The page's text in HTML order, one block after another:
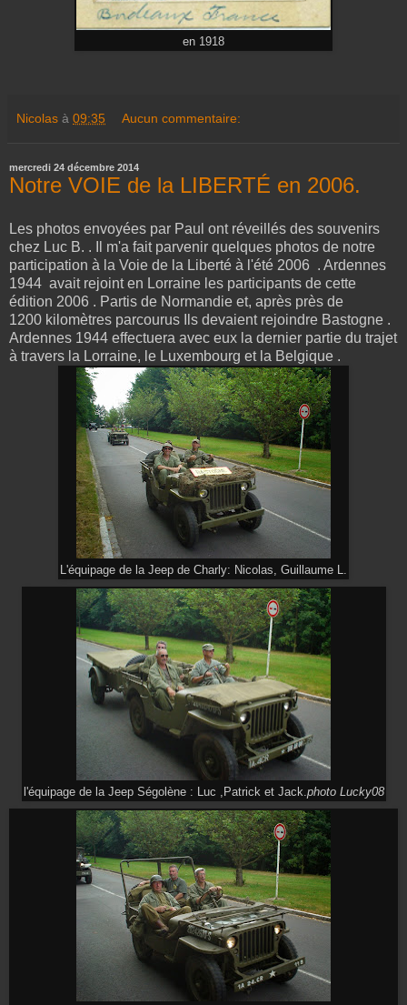
en 1918
Nicolas à 09:35 Aucun commentaire:
mercredi 24 décembre 2014
Notre VOIE de la LIBERTÉ en 2006.
Les photos envoyées par Paul ont réveillés des souvenirs
chez Luc B. . Il m'a fait parvenir quelques photos de notre
participation à la Voie de la Liberté à l'été 2006 . Ardennes
1944 avait rejoint en Lorraine les participants de cette
édition 2006 . Partis de Normandie et, après près de
1200 kilomètres parcourus Ils devaient rejoindre Bastogne .
Ardennes 1944 effectuera avec eux la dernier partie du trajet
à travers la Lorraine, le Luxembourg et la Belgique .
L'équipage de la Jeep de Charly: Nicolas, Guillaume L.
l'équipage de la Jeep Ségolène : Luc ,Patrick et Jack.photo Lucky08